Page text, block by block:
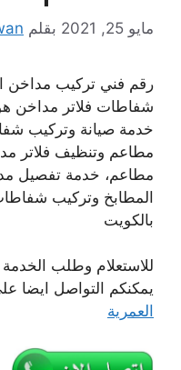
مايو 25, 2021 بقلم
رقم فني تركيب مداخن
شفاطات فلاتر مداخن
خدمة صيانة وتركيب
مطاعم وتنظيف فلاتر
مطاعم، خدمة تفصيل
المطابخ وتركيب
بالكويت
للاستعلام وطلب الخدمة
يمكنكم التواصل ايضا
العمرية